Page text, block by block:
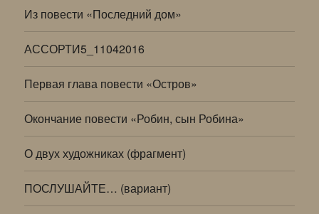
Из повести «Последний дом»
АССОРТИ5_11042016
Первая глава повести «Остров»
Окончание повести «Робин, сын Робина»
О двух художниках (фрагмент)
ПОСЛУШАЙТЕ… (вариант)